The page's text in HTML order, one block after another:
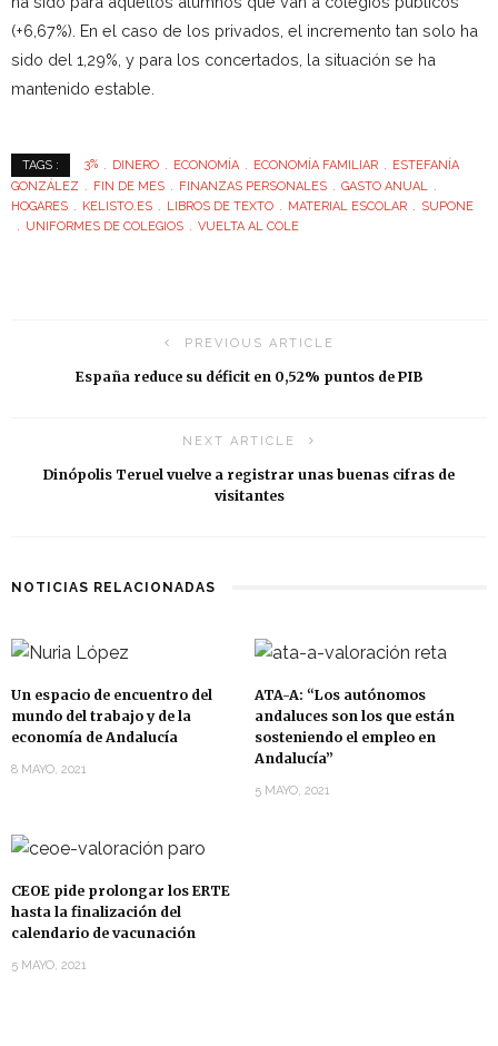
(+6,67%). En el caso de los privados, el incremento tan solo ha
sido del 1,29%, y para los concertados, la situación se ha
mantenido estable.
TAGS : 3% DINERO ECONOMÍA ECONOMÍA FAMILIAR
ESTEFANÍA
GONZÁLEZ
FIN DE MES FINANZAS PERSONALES
GASTO ANUAL
HOGARES
KELISTO.ES LIBROS DE TEXTO MATERIAL ESCOLAR
SUPONE
UNIFORMES DE COLEGIOS
VUELTA AL COLE
PREVIOUS ARTICLE
España reduce su déficit en 0,52% puntos de PIB
NEXT ARTICLE
Dinópolis Teruel vuelve a registrar unas buenas cifras de
visitantes
NOTICIAS RELACIONADAS
Un espacio de encuentro del
mundo del trabajo y de la
economía de Andalucía
8 MAYO, 2021
ATA-A: “Los autónomos
andaluces son los que están
sosteniendo el empleo en
Andalucía”
5 MAYO, 2021
CEOE pide prolongar los ERTE
hasta la finalización del
calendario de vacunación
5 MAYO, 2021